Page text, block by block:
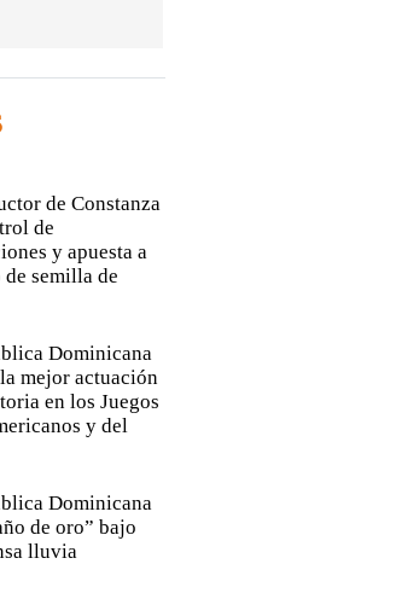
de Constanza
de
y apuesta a
semilla de
Dominicana
mejor actuación
en los Juegos
y del
Dominicana
de oro” bajo
lluvia